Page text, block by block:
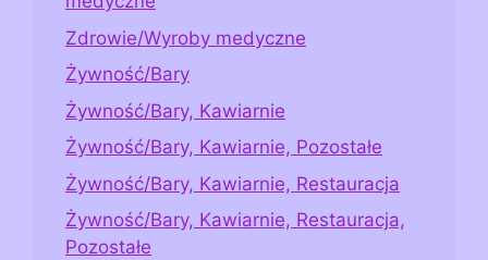
Zdrowie/Wyroby medyczne
Żywność/Bary
Żywność/Bary, Kawiarnie
Żywność/Bary, Kawiarnie, Pozostałe
Żywność/Bary, Kawiarnie, Restauracja
Żywność/Bary, Kawiarnie, Restauracja,
Pozostałe